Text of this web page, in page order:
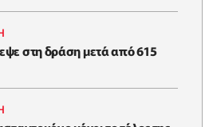
στη δράση μετά από 615